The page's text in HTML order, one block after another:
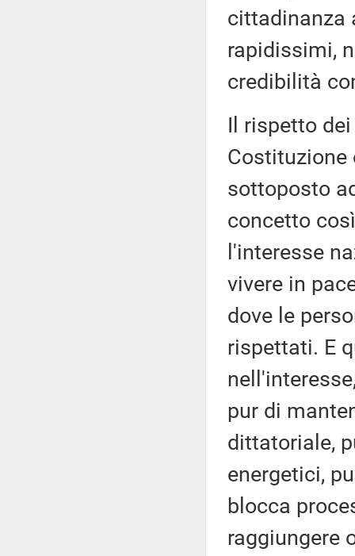
cittadinanza
rapidissimi,
credibilità
Il rispetto
Costituzione
sottoposto
concetto
l'interesse
vivere in
dove le
rispettati. E
pur di
dittatoriale,
energetici,
blocca
raggiungere